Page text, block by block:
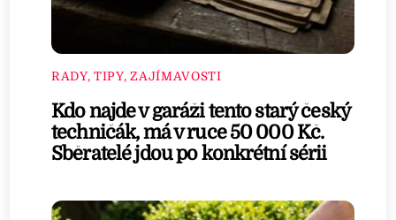
RADY, TIPY, ZAJÍMAVOSTI
Kdo najde v garáži tento starý český
techničák, má v ruce 50 000 Kč.
Sběratelé jdou po konkrétní sérii